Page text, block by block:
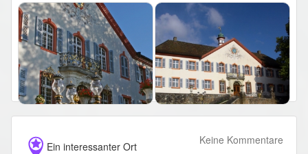
Ein interessanter Ort
Keine Kommentare